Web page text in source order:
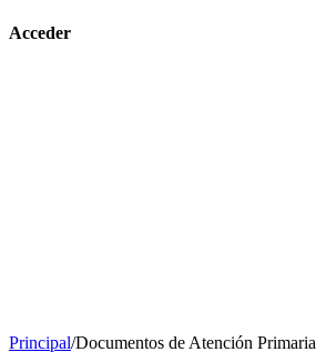
Acceder
Principal/Documentos de Atención Primaria